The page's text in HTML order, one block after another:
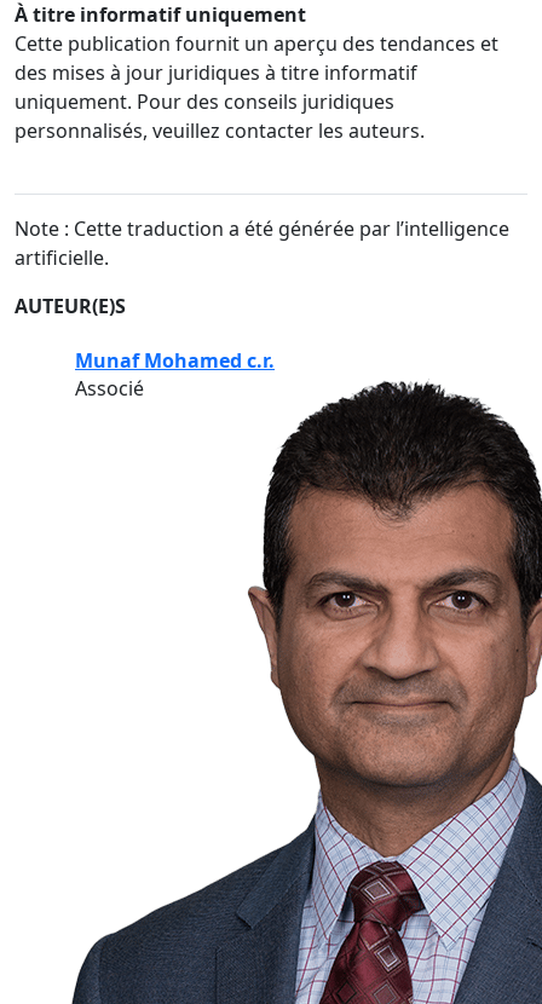
À titre informatif uniquement
Cette publication fournit un aperçu des tendances et
des mises à jour juridiques à titre informatif
uniquement. Pour des conseils juridiques
personnalisés, veuillez contacter les auteurs.
Note : Cette traduction a été générée par l’intelligence
artificielle.
AUTEUR(E)S
Munaf Mohamed c.r.
Associé